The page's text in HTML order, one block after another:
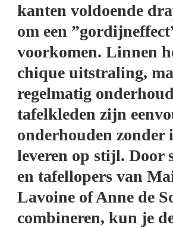
kanten voldoende
om een
voorkomen. Linnen
chique uitstraling,
regelmatig
tafelkleden zijn
onderhouden zonder
leveren op stijl. Door
en tafellopers van
Lavoine of Anne de
combineren, kun je